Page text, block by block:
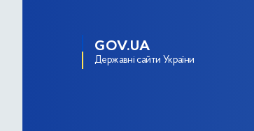
GOV.UA
Державні сайти України